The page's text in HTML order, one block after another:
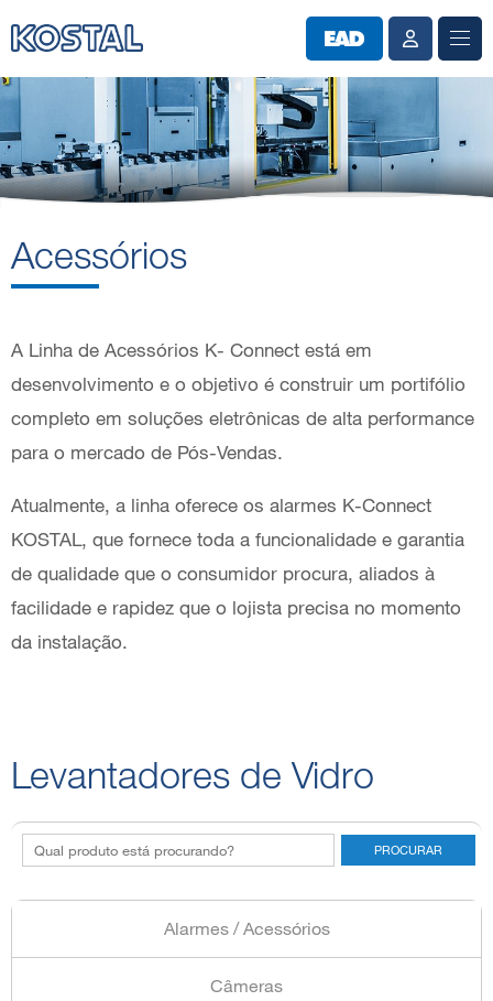
Acessórios
A Linha de Acessórios K- Connect está em
desenvolvimento e o objetivo é construir um portifólio
completo em soluções eletrônicas de alta performance
para o mercado de Pós-Vendas.
Atualmente, a linha oferece os alarmes K-Connect
KOSTAL, que fornece toda a funcionalidade e garantia
de qualidade que o consumidor procura, aliados à
facilidade e rapidez que o lojista precisa no momento
da instalação.
Levantadores de Vidro
Alarmes / Acessórios
Câmeras